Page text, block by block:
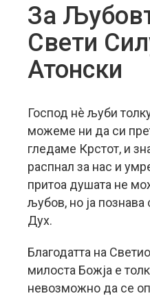
За
Свети
Атонски
Господ нè љуби
можеме ни да си
гледаме Крстот, и
распнал за нас и
притоа душата не
љубов, но ја
Дух.
Благодатта на
милоста Божја е
невозможно да се